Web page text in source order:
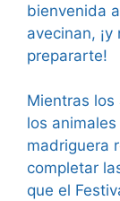
bienvenida
avecinan,
prepararte!
Mientras
los
madriguera
completar
que el